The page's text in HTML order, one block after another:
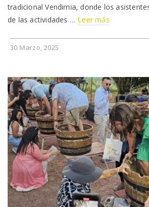
tradicional Vendimia, donde los
de las actividades … Leer más
30 Marzo, 2025